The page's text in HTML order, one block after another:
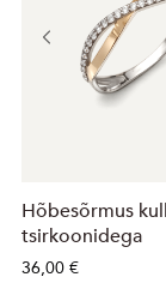
Hõbesõrmus
tsirkoonidega
36,00 €